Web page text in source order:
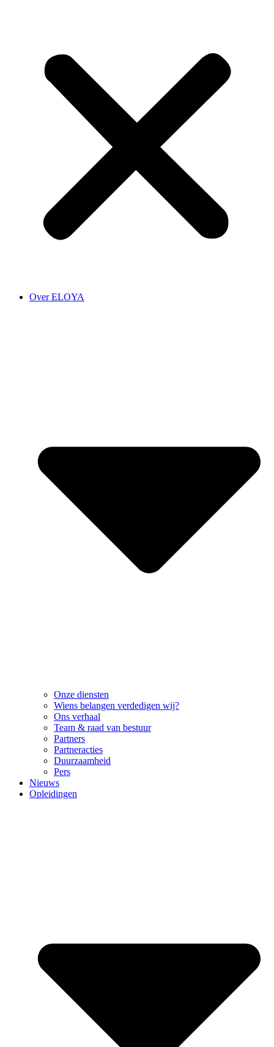
Over ELOYA
Onze diensten
Wiens belangen verdedigen wij?
Ons verhaal
Team & raad van bestuur
Partners
Partneracties
Duurzaamheid
Pers
Nieuws
Opleidingen